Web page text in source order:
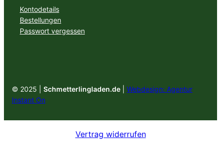
Kontodetails
Bestellungen
Passwort vergessen
© 2025 | Schmetterlingladen.de
Webdesign: Agentur
Instant On
Vertrag widerrufen